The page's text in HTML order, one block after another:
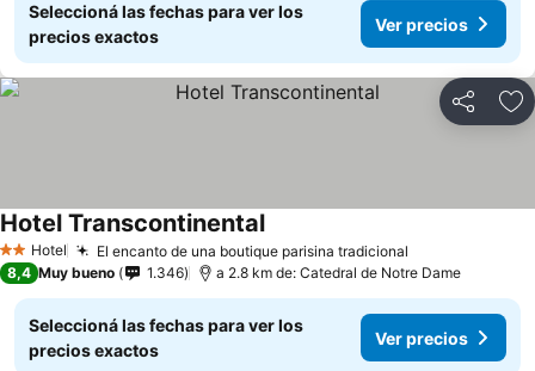
Seleccioná las fechas para ver los
precios exactos
Ver precios
Compartir
2 Estrellas
Hotel El encanto de una boutique parisina tradicional
Hotel TranscontinentalVer precios
8,4 Muy bueno 1.346 a 2.8 km de: Catedral de Notre Dame
Seleccioná las fechas para ver los
precios exactos
Ver precios